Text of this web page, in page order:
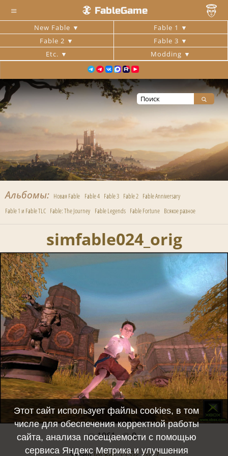
≡ FableGame
New Fable
Fable 1
Fable 2
Fable 3
Etc.
Modding
Альбомы Новая Fable Fable 4 Fable 3 Fable 2 Fable Anniversary
Fable 1 и Fable TLC Fable: The Journey Fable Legends Fable Fortune Всякое разное
simfable024_orig
Полный размер -640x480/ 93.1Kb
1061
0
ЗалилJackal, 11.02.2017
Этот сайт использует файлы cookies, в том
числе для обеспечения корректной работы
сайта, анализа посещаемости с помощью
сервиса Яндекс Метрика и улучшения